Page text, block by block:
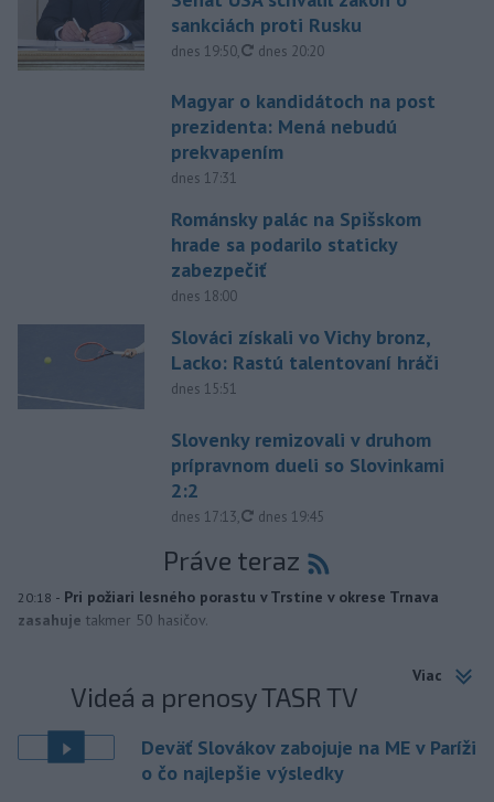
sankciách proti Rusku
dnes 19:50, aktualizované
dnes 20:20
Magyar o kandidátoch na post
prezidenta: Mená nebudú
prekvapením
dnes 17:31
Románsky palác na Spišskom
hrade sa podarilo staticky
zabezpečiť
dnes 18:00
Slováci získali vo Vichy bronz,
Lacko: Rastú talentovaní hráči
dnes 15:51
Slovenky remizovali v druhom
prípravnom dueli so Slovinkami
2:2
dnes 17:13, aktualizované
dnes 19:45
Práve teraz
20:18 - Pri požiari lesného porastu v Trstíne v okrese Trnava
zasahuje takmer 50 hasičov.
Viac
Videá a prenosy TASR TV
Deväť Slovákov zabojuje na ME v Paríži
o čo najlepšie výsledky